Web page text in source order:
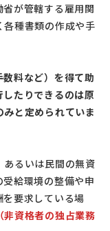
が管轄する雇用関
種書類の作成や手
料など）を得て助
たりできるのは原
と定められていま
るいは民間の無資
給環境の整備や申
要求している場
資格者の独占業務